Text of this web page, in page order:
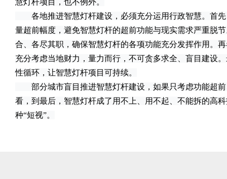
慧灯杆项目，也不例外。
各地推进智慧灯杆建设，必须充分运用行政智慧。首先
量超前幅度，避免智慧灯杆的超前功能与现实需求严重脱
合、各尽其职，确保智慧灯杆的各项功能充分发挥作用。
充分考虑当地财力，量力而行，不可贪多求全、盲目建设
性循环，让智慧灯杆项目可持续。
部分城市盲目推进智慧灯杆建设，如果只考虑功能超前
看，到最后，智慧灯杆成了用不上、用不起、不能拆的高
种“短视”。